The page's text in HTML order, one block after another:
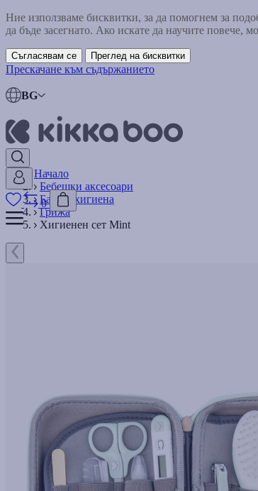
Ние използваме бисквитки, за да помогнем за
да бъде засегнато. Ако искате да научите повече,
Съгласявам се Преглед на бисквитки
Прескачане към съдържанието
BG
0
Начало
Бебешки аксесоари
Баня и хигиена
Грижа
Хигиенен сет Mint